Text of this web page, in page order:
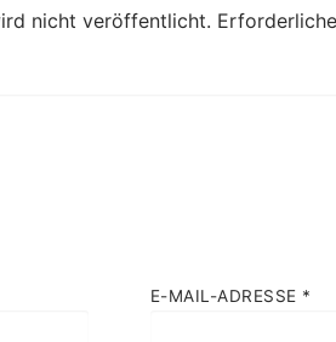
nicht veröffentlicht.
E-MAIL-ADRESSE *